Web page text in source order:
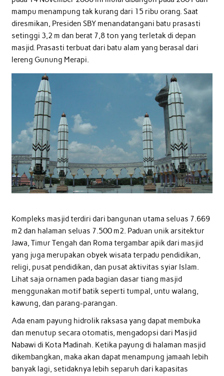
mampu menampung tak kurang dari 15 ribu orang. Saat
diresmikan, Presiden SBY menandatangani batu prasasti
setinggi 3,2 m dan berat 7,8 ton yang terletak di depan
masjid. Prasasti terbuat dari batu alam yang berasal dari
lereng Gunung Merapi.
Kompleks masjid terdiri dari bangunan utama seluas 7.669
m2 dan halaman seluas 7.500 m2. Paduan unik arsitektur
Jawa, Timur Tengah dan Roma tergambar apik dari masjid
yang juga merupakan obyek wisata terpadu pendidikan,
religi, pusat pendidikan, dan pusat aktivitas syiar Islam.
Lihat saja ornamen pada bagian dasar tiang masjid
menggunakan motif batik seperti tumpal, untu walang,
kawung, dan parang-parangan.
Ada enam payung hidrolik raksasa yang dapat membuka
dan menutup secara otomatis, mengadopsi dari Masjid
Nabawi di Kota Madinah. Ketika payung di halaman masjid
dikembangkan, maka akan dapat menampung jamaah lebih
banyak lagi, setidaknya lebih separuh dari kapasitas